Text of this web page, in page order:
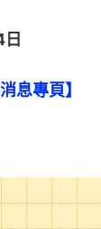
息專頁】